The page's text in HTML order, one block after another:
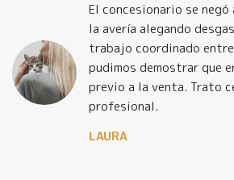
El concesionario se negó
la avería alegando
trabajo coordinado
pudimos demostrar que
previo a la venta. Trato
profesional.
LAURA